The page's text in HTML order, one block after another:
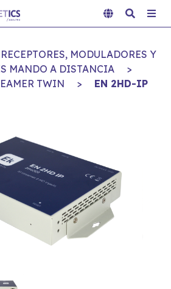
RECEPTORES, MODULADORES Y
MANDO A DISTANCIA
>
TWIN
> EN 2HD-IP